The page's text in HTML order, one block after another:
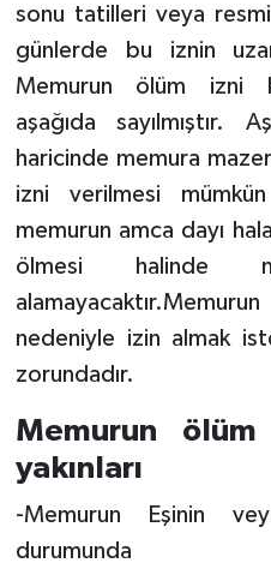
sonu tatilleri veya
günlerde bu iznin
Memurun ölüm izni
aşağıda sayılmıştır.
haricinde memura
izni verilmesi
memurun amca dayı
ölmesi halinde
nedeniyle izin almak
zorundadır.
Memurun
yakınları
-Memurun Eşinin
durumunda